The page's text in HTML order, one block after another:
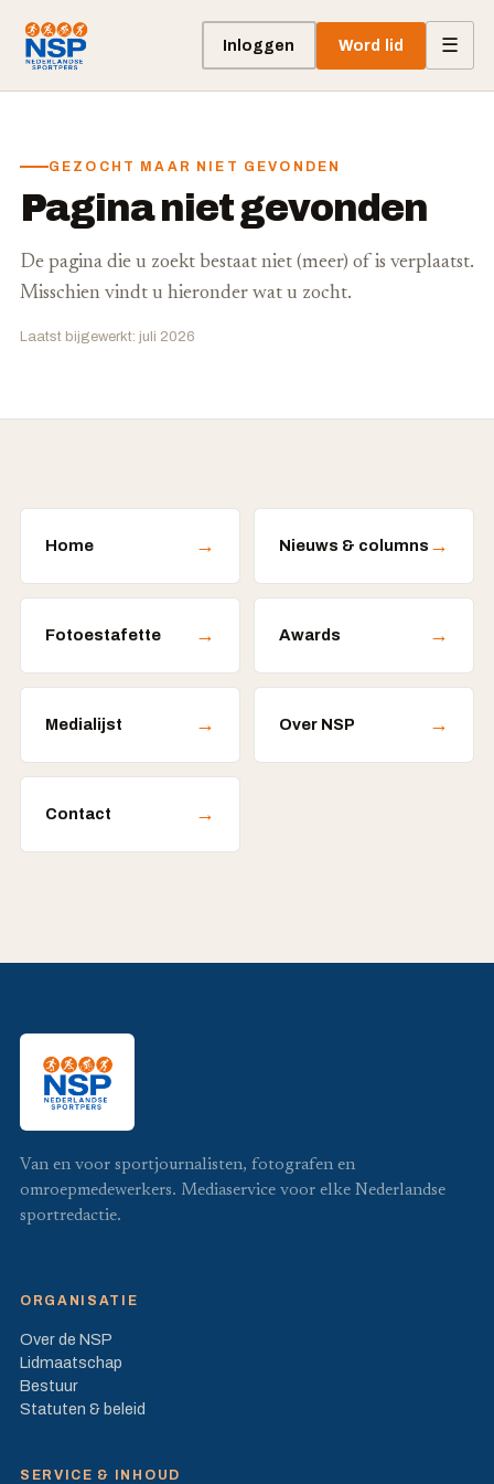
Inloggen Word lid ☰
GEZOCHT MAAR NIET GEVONDEN
Pagina niet gevonden
De pagina die u zoekt bestaat niet (meer) of is verplaatst.
Misschien vindt u hieronder wat u zocht.
Laatst bijgewerkt: juli 2026
Home → Nieuws & columns →
Fotoestafette → Awards →
Medialijst → Over NSP →
Contact →
Van en voor sportjournalisten, fotografen en
omroepmedewerkers. Mediaservice voor elke Nederlandse
sportredactie.
ORGANISATIE
Over de NSP
Lidmaatschap
Bestuur
Statuten & beleid
SERVICE & INHOUD